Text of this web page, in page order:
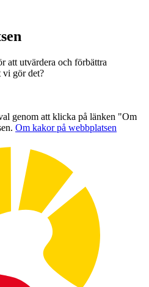
att utvärdera och förbättra
vi gör det?
genom att klicka på länken "Om
Om kakor på webbplatsen